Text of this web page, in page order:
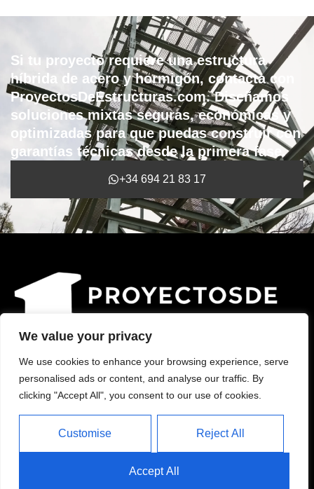
We value your privacy
We use cookies to enhance your browsing experience, serve
personalised ads or content, and analyse our traffic. By
clicking "Accept All", you consent to our use of cookies.
Customise Reject All
Accept All
Si tu proyecto requiere una estructura
híbrida de acero y hormigón, contacta con
ProyectosDeEstructuras.com. Diseñamos
soluciones mixtas seguras, económicas y
optimizadas para que puedas construir con
garantías técnicas desde la primera fase.
+34 694 21 83 17
Contacto:
+34 694 21 83 17
info@civileros.com